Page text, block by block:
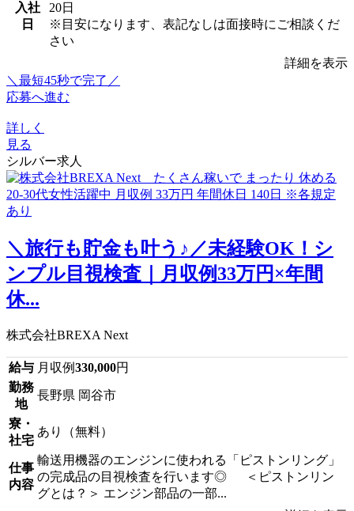
入社
日
20日
※目安になります、表記なしは面接時にご相談くだ
さい
詳細を表示
＼最短45秒で完了／
応募へ進む
詳しく
見る
シルバー求人
＼旅行も貯金も叶う♪／未経験OK！シ
ンプル目視検査｜月収例33万円×年間
休...
株式会社BREXA Next
給与 月収例330,000円
勤務
地
長野県 岡谷市
寮・
社宅
あり（無料）
仕事
内容
輸送用機器のエンジンに使われる「ピストンリング」
の完成品の目視検査を行います◎ ＜ピストンリン
グとは？＞ エンジン部品の一部...